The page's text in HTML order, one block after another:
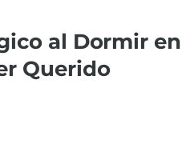
al Dormir en
Querido